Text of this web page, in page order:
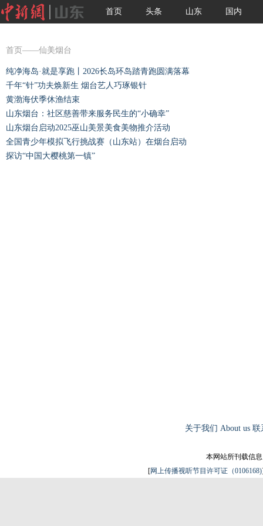
首页 头条 山东 国内
首页 ——仙美烟台
纯净海岛·就是享跑丨2026长岛环岛踏青跑圆满落幕
千年“针”功夫焕新生 烟台艺人巧琢银针
黄渤海伏季休渔结束
山东烟台：社区慈善带来服务民生的“小确幸”
山东烟台启动2025巫山美景美食美物推介活动
全国青少年模拟飞行挑战赛（山东站）在烟台启动
探访“中国大樱桃第一镇”
关于我们 About us 联
本网站所刊载信
[网上传播视听节目许可证（0106168)